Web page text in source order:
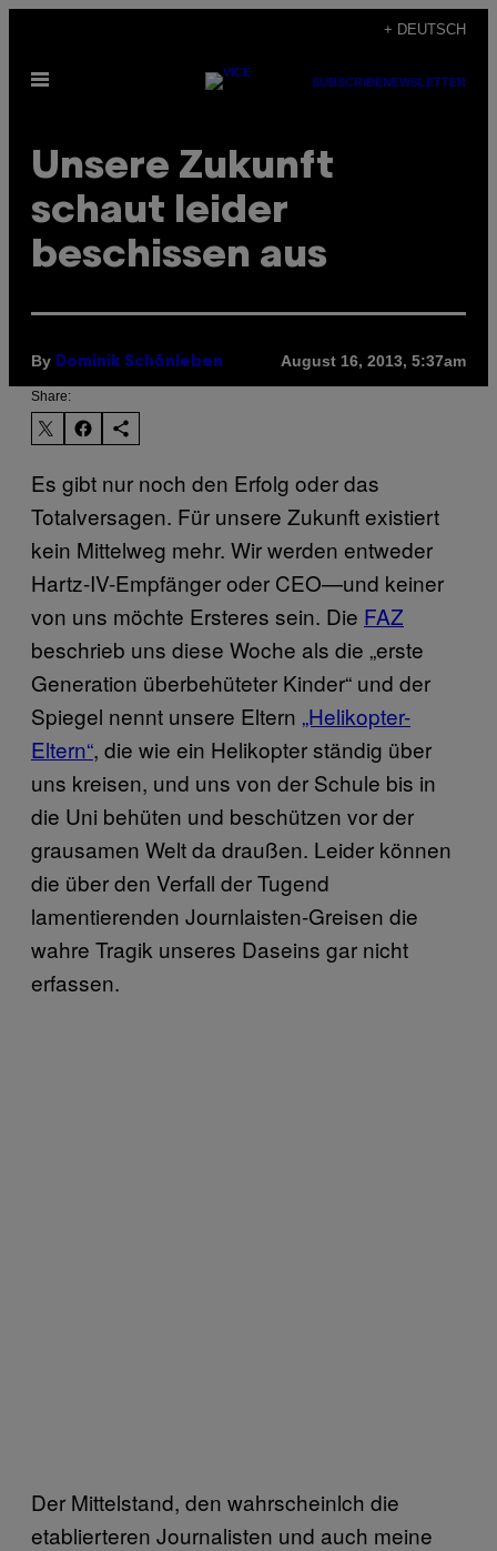
content
+ DEUTSCH
Open
SUBSCRIBENEWSLETTER
Unsere Zukunft
schaut leider
beschissen aus
By Dominik Schönleben August 16, 2013, 5:37am
Share:
Es gibt nur noch den Erfolg oder das
Totalversagen. Für unsere Zukunft existiert
kein Mittelweg mehr. Wir werden entweder
Hartz-IV-Empfänger oder CEO—und keiner
von uns möchte Ersteres sein. Die FAZ
beschrieb uns diese Woche als die „erste
Generation überbehüteter Kinder“ und der
Spiegel nennt unsere Eltern „Helikopter-
Eltern“, die wie ein Helikopter ständig über
uns kreisen, und uns von der Schule bis in
die Uni behüten und beschützen vor der
grausamen Welt da draußen. Leider können
die über den Verfall der Tugend
lamentierenden Journlaisten-Greisen die
wahre Tragik unseres Daseins gar nicht
erfassen.
Der Mittelstand, den wahrscheinlch die
etablierteren Journalisten und auch meine